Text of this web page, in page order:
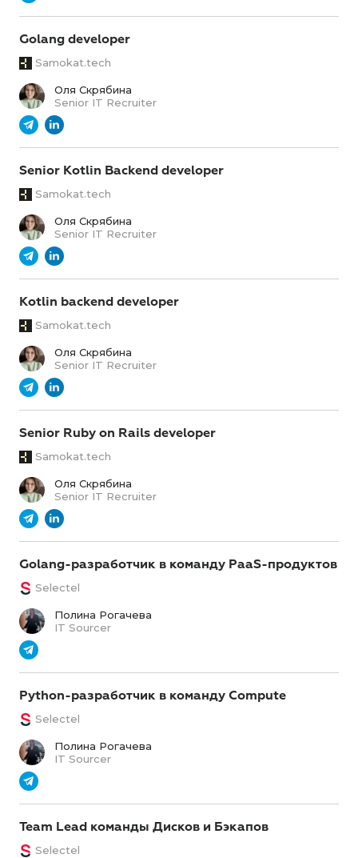
Golang developer
Samokat.tech
Оля Скрябина
Senior IT Recruiter
Senior Kotlin Backend developer
Samokat.tech
Оля Скрябина
Senior IT Recruiter
Kotlin backend developer
Samokat.tech
Оля Скрябина
Senior IT Recruiter
Senior Ruby on Rails developer
Samokat.tech
Оля Скрябина
Senior IT Recruiter
Golang-разработчик в команду PaaS-продуктов
Selectel
Полина Рогачева
IT Sourcer
Python-разработчик в команду Compute
Selectel
Полина Рогачева
IT Sourcer
Team Lead команды Дисков и Бэкапов
Selectel